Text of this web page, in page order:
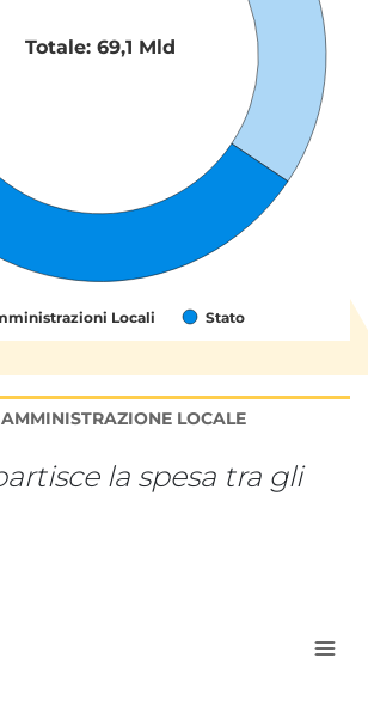
Totale: 69,1 Mld
Locali Stato
LOCALE
la spesa tra gli
per: Spese di